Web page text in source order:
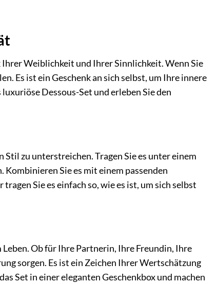
Ihrer Weiblichkeit und Ihrer Sinnlichkeit. Wenn Sie
Es ist ein Geschenk an sich selbst, um Ihre innere
Dessous-Set und erleben Sie den
zu unterstreichen. Tragen Sie es unter einem
Sie es mit einem passenden
Sie es einfach so, wie es ist, um sich selbst
Leben. Ob für Ihre Partnerin, Ihre Freundin, Ihre
sorgen. Es ist ein Zeichen Ihrer Wertschätzung
Set in einer eleganten Geschenkbox und machen